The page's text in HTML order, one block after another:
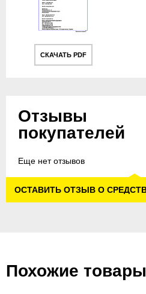
СКАЧАТЬ PDF
Отзывы
покупателей
Еще нет отзывов
Похожие товары